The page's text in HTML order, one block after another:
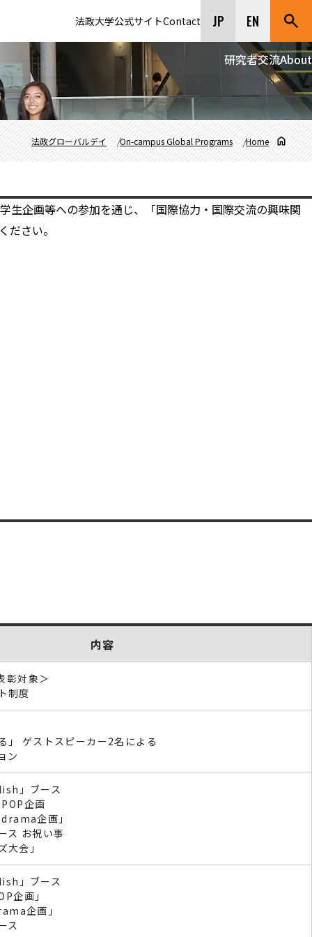
法政大学公式サイトContact JP EN
研究者交流About
Home
On-campus Global Programs
法政グローバルデイ
生企画等への参加を通じ、「国際協力・国際交流の興味関
さい。
内容
彰対象＞
制度
」 ゲストスピーカー2名による
ン
」ブース
企画
企画」
ス お祝い事
大会」
」ブース
企画」
企画」
ス